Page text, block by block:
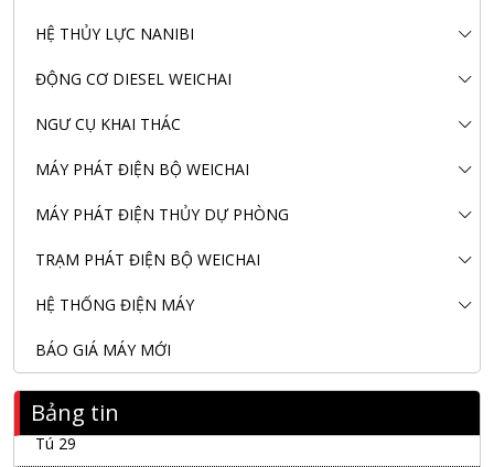
HỆ THỦY LỰC NANIBI
ĐỘNG CƠ DIESEL WEICHAI
NGƯ CỤ KHAI THÁC
MÁY PHÁT ĐIỆN BỘ WEICHAI
MÁY PHÁT ĐIỆN THỦY DỰ PHÒNG
TRẠM PHÁT ĐIỆN BỘ WEICHAI
HỆ THỐNG ĐIỆN MÁY
BÁO GIÁ MÁY MỚI
Bảng tin
Nanibi Cung Cấp Động Cơ Weichai Cho Tàu Vận Tải Minh
Tú 29